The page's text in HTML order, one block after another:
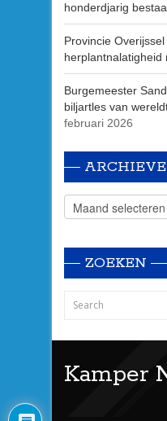
honderdjarig
Provincie
herplantnalatigheid
Burgemeester
biljartles van
februari 2026
ZOEKEN
Kamper